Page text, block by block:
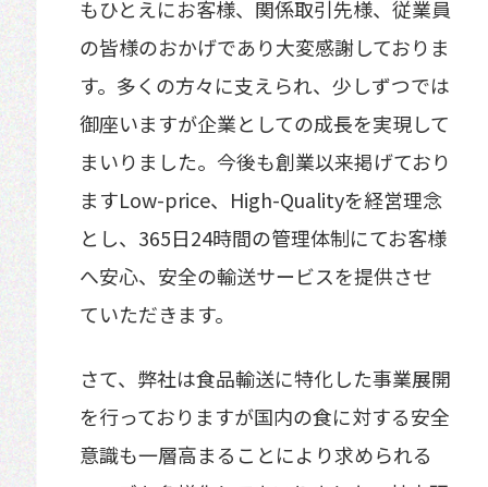
もひとえにお客様、関係取引先様、従業員
の皆様のおかげであり大変感謝しておりま
す。多くの方々に支えられ、少しずつでは
御座いますが企業としての成長を実現して
まいりました。今後も創業以来掲げており
ますLow-price、High-Qualityを経営理念
とし、365日24時間の管理体制にてお客様
へ安心、安全の輸送サービスを提供させ
ていただきます。
さて、弊社は食品輸送に特化した事業展開
を行っておりますが国内の食に対する安全
意識も一層高まることにより求められる